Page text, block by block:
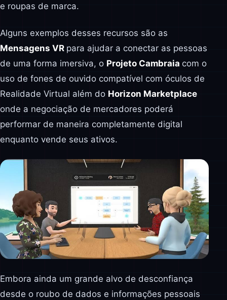
e roupas de marca.
Alguns exemplos desses recursos são as
Mensagens VR para ajudar a conectar as pessoas
de uma forma imersiva, o Projeto Cambraia com o
uso de fones de ouvido compatível com óculos de
Realidade Virtual além do Horizon Marketplace
onde a negociação de mercadores poderá
performar de maneira completamente digital
enquanto vende seus ativos.
Embora ainda um grande alvo de desconfiança
desde o roubo de dados e informações pessoais